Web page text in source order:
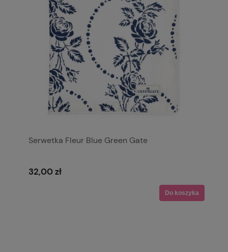
Serwetka Fleur Blue Green Gate
32,00 zł
Do koszyka